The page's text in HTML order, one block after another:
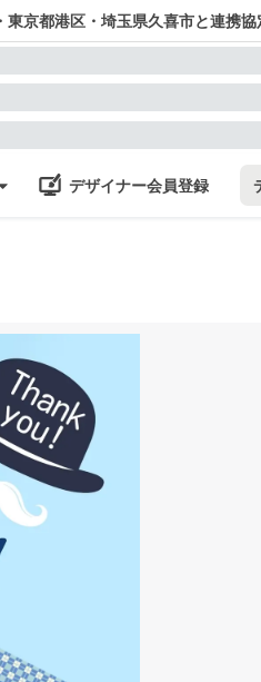
京都港区・埼玉県久喜市と連携
デザイナー会員登録